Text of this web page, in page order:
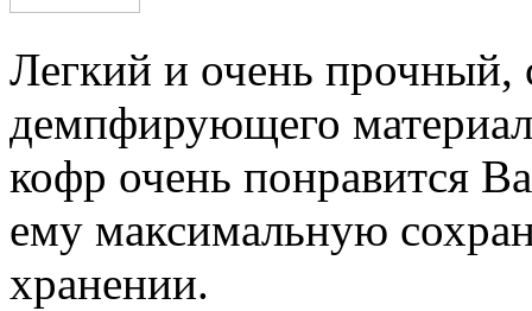
Легкий и очень прочный,
демпфирующего
кофр очень понравится
ему максимальную
хранении.